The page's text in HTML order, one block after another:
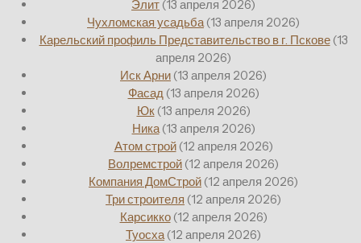
Элит (13 апреля 2026)
Чухломская усадьба (13 апреля 2026)
Карельский профиль Представительство в г. Пскове (13
апреля 2026)
Иск Арни (13 апреля 2026)
Фасад (13 апреля 2026)
Юк (13 апреля 2026)
Ника (13 апреля 2026)
Атом строй (12 апреля 2026)
Волремстрой (12 апреля 2026)
Компания ДомСтрой (12 апреля 2026)
Три строителя (12 апреля 2026)
Карсикко (12 апреля 2026)
Туосха (12 апреля 2026)